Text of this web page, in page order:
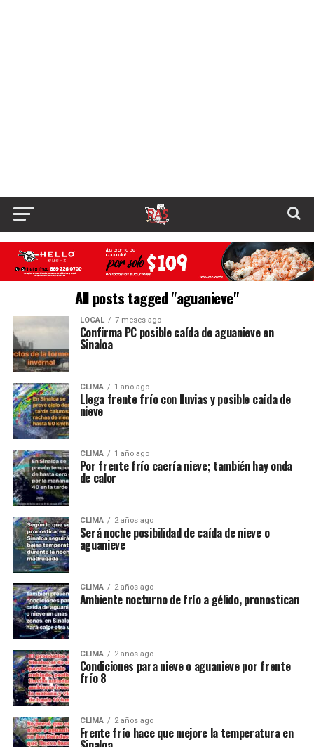
All posts tagged "aguanieve"
LOCAL 7 meses ago
Confirma PC posible caída de aguanieve en
Sinaloa
CLIMA 1 año ago
Llega frente frío con lluvias y posible caída de
nieve
CLIMA 1 año ago
Por frente frío caería nieve; también hay onda
de calor
CLIMA 2 años ago
Será noche posibilidad de caída de nieve o
aguanieve
CLIMA 2 años ago
Ambiente nocturno de frío a gélido, pronostican
CLIMA 2 años ago
Condiciones para nieve o aguanieve por frente
frío 8
CLIMA 2 años ago
Frente frío hace que mejore la temperatura en